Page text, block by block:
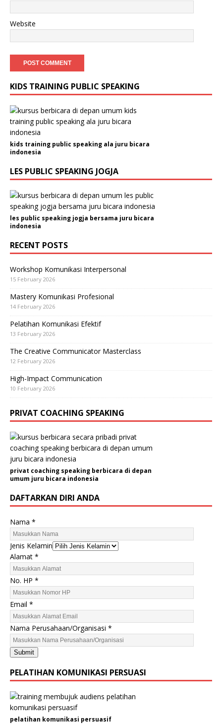
Website
KIDS TRAINING PUBLIC SPEAKING
kids training public speaking ala juru bicara
indonesia
LES PUBLIC SPEAKING JOGJA
les public speaking jogja bersama juru bicara
indonesia
RECENT POSTS
Workshop Komunikasi Interpersonal
15 February 2026
Mastery Komunikasi Profesional
14 February 2026
Pelatihan Komunikasi Efektif
13 February 2026
The Creative Communicator Masterclass
12 February 2026
High-Impact Communication
10 February 2026
PRIVAT COACHING SPEAKING
privat coaching speaking berbicara di depan
umum juru bicara indonesia
DAFTARKAN DIRI ANDA
Nama *
Jenis Kelamin
Alamat *
No. HP *
Email *
N
a
m
a
A
l
a
m
Nama Perusahaan/Organisasi *
Submit
PELATIHAN KOMUNIKASI PERSUASI
pelatihan komunikasi persuasif